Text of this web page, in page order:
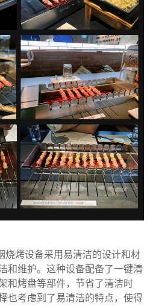
烧烤设备采用易清洁的设计和材
和维护。这种设备配备了一键清
和烤盘等部件，节省了清洁时
也考虑到了易清洁的特点，使得